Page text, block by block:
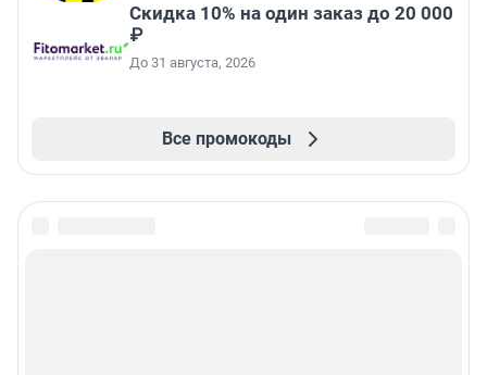
Скидка 10% на один заказ до 20 000
₽
До 31 августа, 2026
Все промокоды